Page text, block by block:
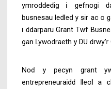
ymroddedig i gefnogi
busnesau ledled y sir ac o
i ddarparu Grant Twf
gan Lywodraeth y DU
Nod y pecyn grant yw
entrepreneuraidd lleol a